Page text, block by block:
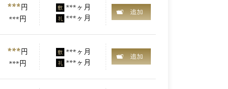
***円
***円
敷 ***ヶ月
礼 ***ヶ月
追加
***円
***円
敷 ***ヶ月
礼 ***ヶ月
追加